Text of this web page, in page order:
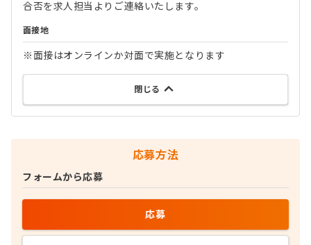
合否を求人担当よりご連絡いたします。
面接地
※面接はオンラインか対面で実施となります
閉じる
応募方法
フォームから応募
応募